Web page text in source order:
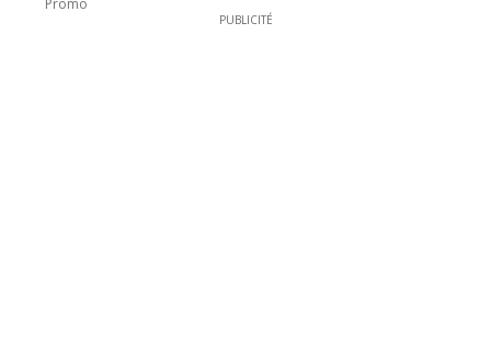
Promo
PUBLICITÉ